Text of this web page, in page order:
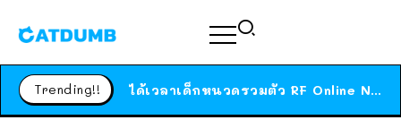
Trending!! ได้เวลาเด็กหนวดรวมตัว RF Online Next เปิดให้เล่นแล้ว เกม Sci-Fi MMORPG ระดับตำนาน เล่นได้ทั้งมือถือและ PC